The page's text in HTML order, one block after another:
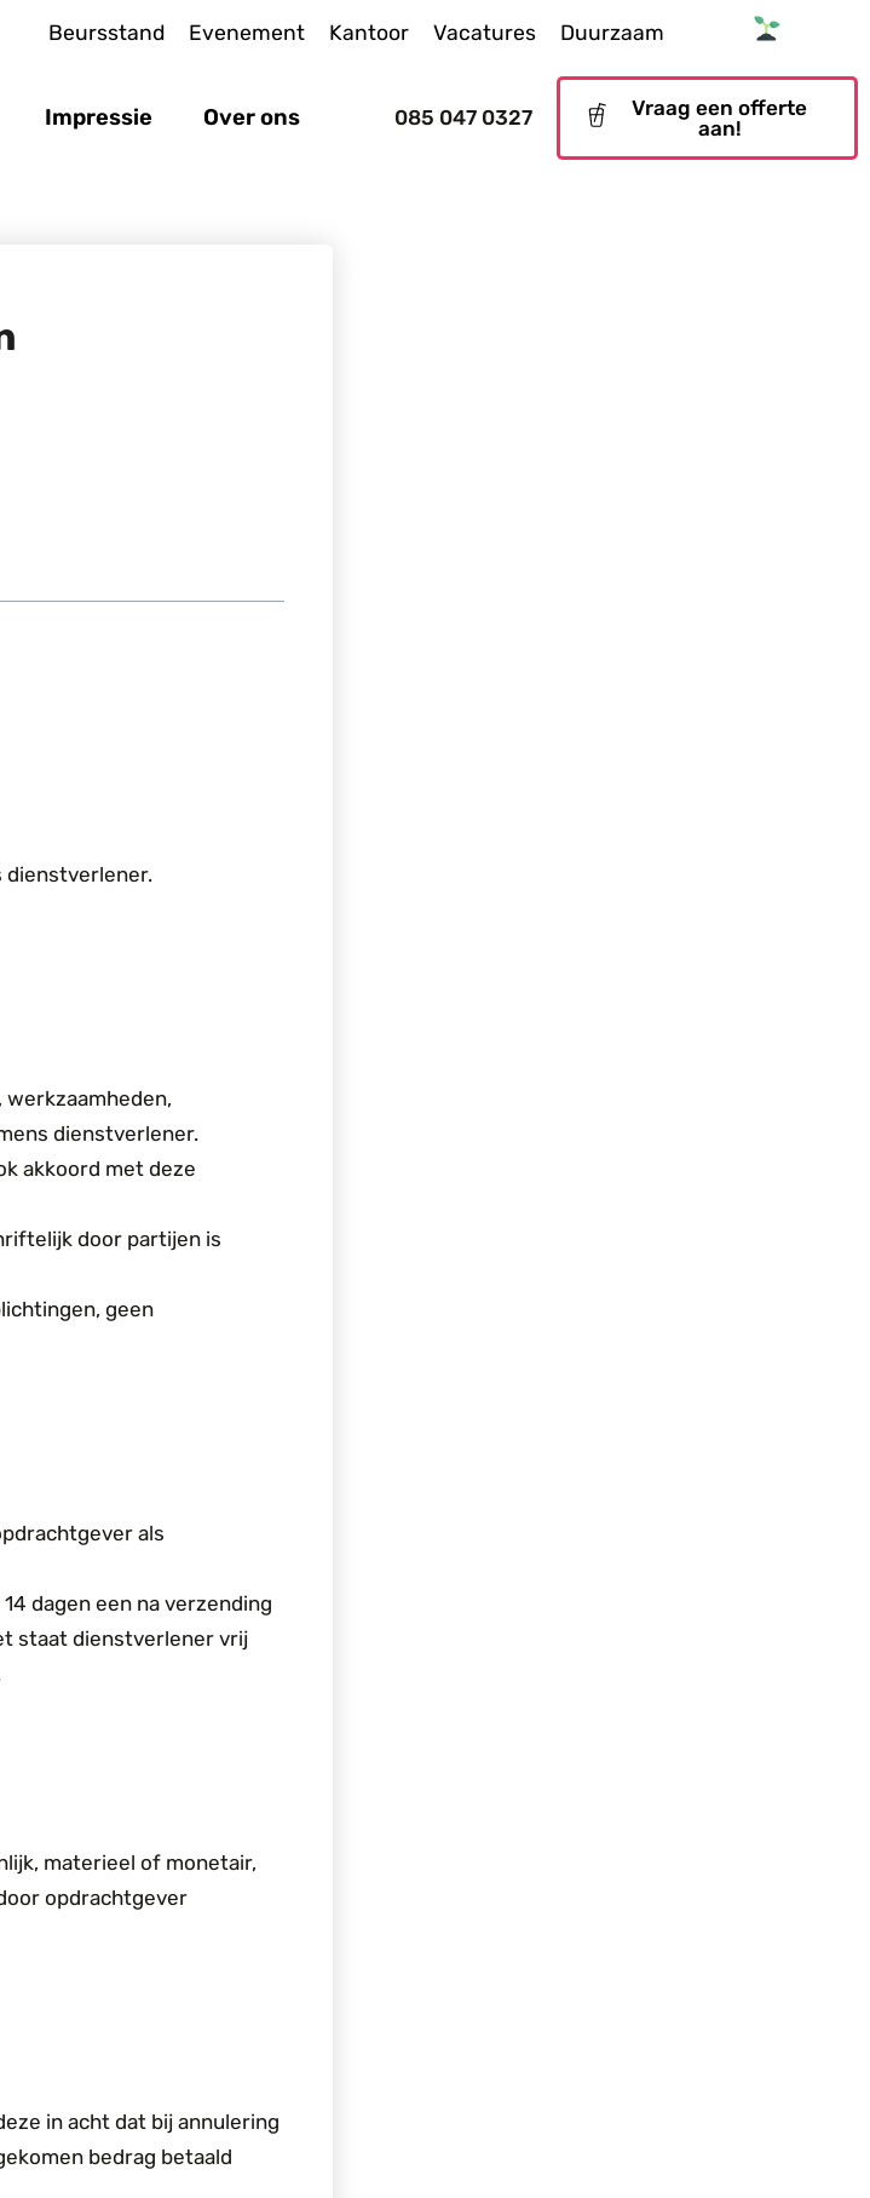
Beursstand Evenement Kantoor Vacatures Duurzaam
Impressie Over ons 085 047 0327
Vraag een offerte
aan!
dienstverlener.
werkzaamheden,
dienstverlener.
akkoord met deze
door partijen is
geen
als
dagen een na verzending
staat dienstverlener vrij
materieel of monetair,
opdrachtgever
in acht dat bij annulering
bedrag betaald